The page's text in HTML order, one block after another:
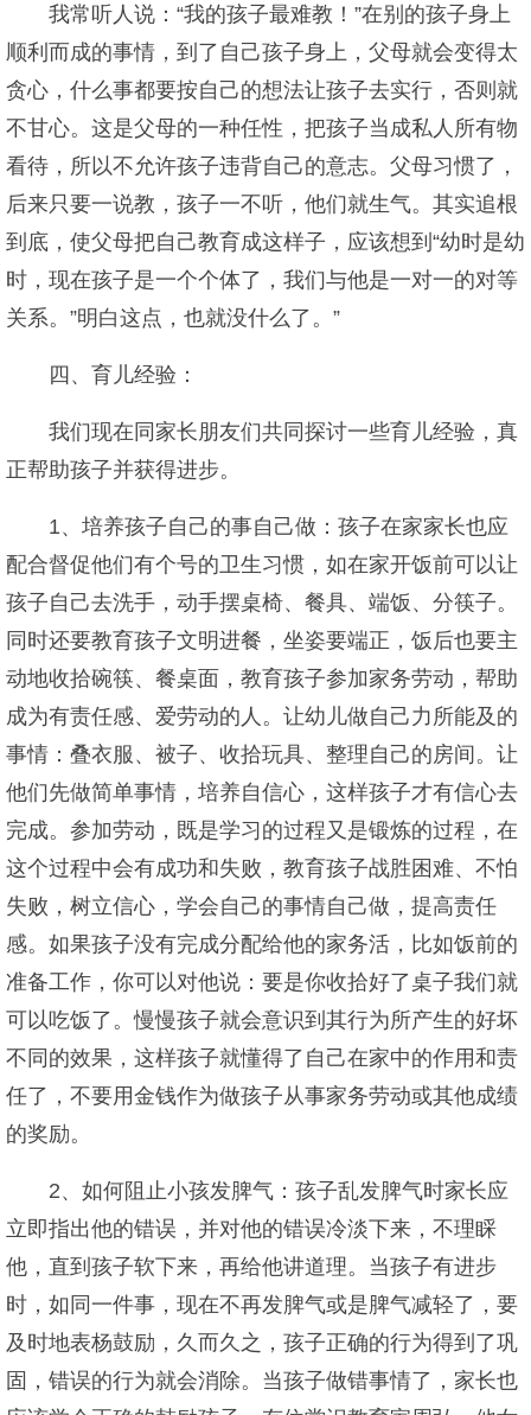
我常听人说：“我的孩子最难教！”在别的孩子身上
顺利而成的事情，到了自己孩子身上，父母就会变得太
贪心，什么事都要按自己的想法让孩子去实行，否则就
不甘心。这是父母的一种任性，把孩子当成私人所有物
看待，所以不允许孩子违背自己的意志。父母习惯了，
后来只要一说教，孩子一不听，他们就生气。其实追根
到底，使父母把自己教育成这样子，应该想到“幼时是幼
时，现在孩子是一个个体了，我们与他是一对一的对等
关系。”明白这点，也就没什么了。”
四、育儿经验：
我们现在同家长朋友们共同探讨一些育儿经验，真
正帮助孩子并获得进步。
1、培养孩子自己的事自己做：孩子在家家长也应
配合督促他们有个号的卫生习惯，如在家开饭前可以让
孩子自己去洗手，动手摆桌椅、餐具、端饭、分筷子。
同时还要教育孩子文明进餐，坐姿要端正，饭后也要主
动地收拾碗筷、餐桌面，教育孩子参加家务劳动，帮助
成为有责任感、爱劳动的人。让幼儿做自己力所能及的
事情：叠衣服、被子、收拾玩具、整理自己的房间。让
他们先做简单事情，培养自信心，这样孩子才有信心去
完成。参加劳动，既是学习的过程又是锻炼的过程，在
这个过程中会有成功和失败，教育孩子战胜困难、不怕
失败，树立信心，学会自己的事情自己做，提高责任
感。如果孩子没有完成分配给他的家务活，比如饭前的
准备工作，你可以对他说：要是你收拾好了桌子我们就
可以吃饭了。慢慢孩子就会意识到其行为所产生的好坏
不同的效果，这样孩子就懂得了自己在家中的作用和责
任了，不要用金钱作为做孩子从事家务劳动或其他成绩
的奖励。
2、如何阻止小孩发脾气：孩子乱发脾气时家长应
立即指出他的错误，并对他的错误冷淡下来，不理睬
他，直到孩子软下来，再给他讲道理。当孩子有进步
时，如同一件事，现在不再发脾气或是脾气减轻了，要
及时地表杨鼓励，久而久之，孩子正确的行为得到了巩
固，错误的行为就会消除。当孩子做错事情了，家长也